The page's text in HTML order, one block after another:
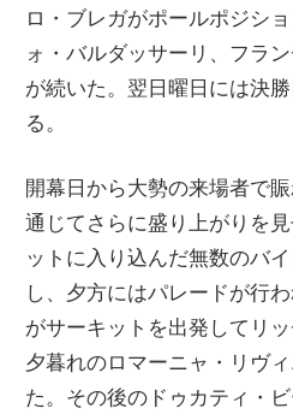
ロ・ブレガがポールポジシ
ォ・バルダッサーリ、フラ
が続いた。翌日曜日には決
る。
開幕日から大勢の来場者で
通じてさらに盛り上がりを
ットに入り込んだ無数のバ
し、夕方にはパレードが行
がサーキットを出発してリ
夕暮れのロマーニャ・リヴ
た。その後のドゥカティ・